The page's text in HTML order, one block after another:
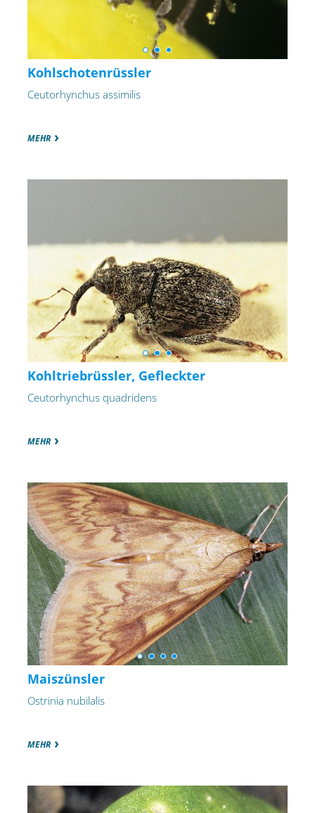
Kohlschotenrüssler
Ceutorhynchus assimilis
MEHR
Kohltriebrüssler, Gefleckter
Ceutorhynchus quadridens
MEHR
Maiszünsler
Ostrinia nubilalis
MEHR